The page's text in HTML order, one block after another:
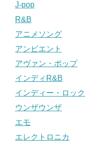
J-pop
R&B
アニメソング
アンビエント
アヴァン・ポップ
インディR&B
インディー・ロック
ウンザウンザ
エモ
エレクトロニカ